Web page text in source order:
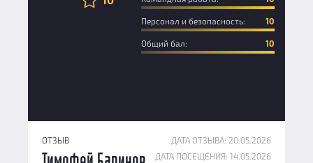
Персонал и безопасность: 10
Общий бал: 10
ОТЗЫВ
ДАТА ОТЗЫВА: 20.05.2026
ДАТА ПОСЕЩЕНИЯ: 14.05.2026